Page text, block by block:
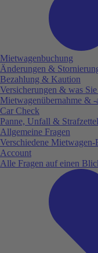
Mietwagenbuchung
Änderungen &
Bezahlung & Kaution
Versicherungen & was
Mietwagenübernahme & -
Car Check
Panne, Unfall & Strafzettel
Allgemeine Fragen
Verschiedene
Account
Alle Fragen auf einen